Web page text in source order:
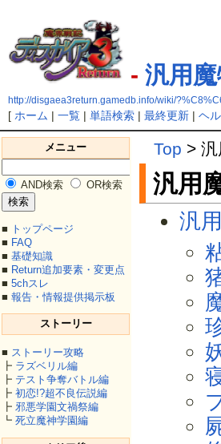
- 汎用
http://disgaea3return.gamedb.info/wiki/
[ ホーム | 一覧| 単語検索| 最終更新| ヘ
メニュー
AND検索 OR検索
■ トップページ
■ FAQ
■ 基礎知識
■ Return追加要素・変更点
■ 5chスレ
■ 報告・情報提供掲示板
ストーリー
■ ストーリー攻略
┣ ラズベリル編
┣ テスト争奪バトル編
┣ 初恋!?超不良伝説編
┣ 邪悪学園文禍祭編
┗ 死立魔神学園編
Top >
汎用
汎